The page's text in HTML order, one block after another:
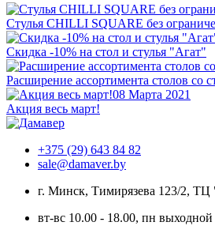
Стулья CHILLI SQUARE без
Скидка -10% на стол и стулья "Агат"
Расширение ассортимента столов со
08 Марта 2021
Акция весь март!
+375 (29) 643 84 82
sale@damaver.by
г. Минск, Тимирязева 123/2, ТЦ
вт-вс 10.00 - 18.00, пн выходной